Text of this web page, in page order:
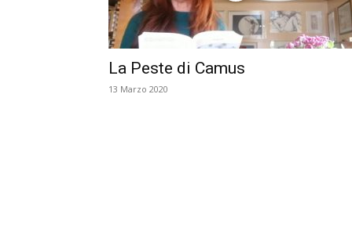
La Peste di Camus
13 Marzo 2020